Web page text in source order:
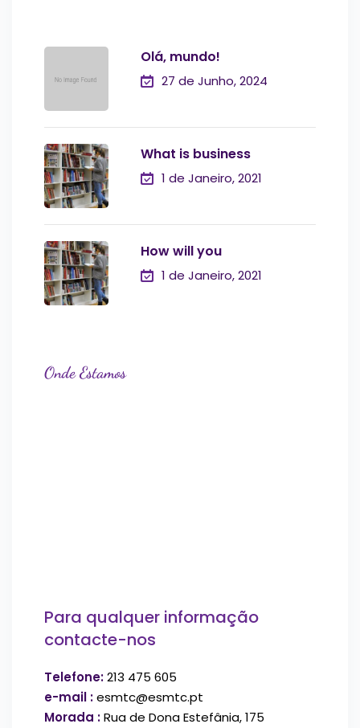
Olá, mundo!
27 de Junho, 2024
What is business
1 de Janeiro, 2021
How will you
1 de Janeiro, 2021
Onde Estamos
Para qualquer informação
contacte-nos
Telefone:213 475 605
e-mail :esmtc@esmtc.pt
Morada :Rua de Dona Estefânia, 175